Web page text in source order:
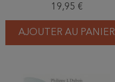
Belgique
19,95 €
AJOUTER AU PANIER